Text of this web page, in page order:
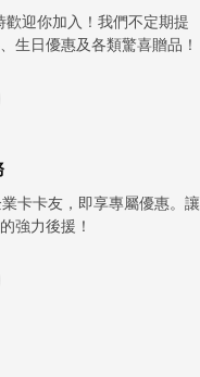
歡迎你加入！我們不定期提
生日優惠及各類驚喜贈品！
卡卡友，即享專屬優惠。讓
強力後援！